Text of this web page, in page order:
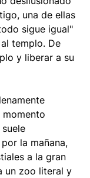
una de ellas
sigue igual"
templo. De
y liberar a su
momento
la mañana,
a la gran
un zoo literal y